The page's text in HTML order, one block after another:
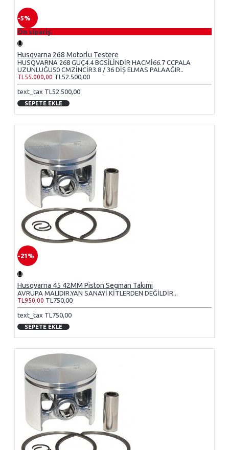
-5%
Ön sipariş.
Husqvarna 268 Motorlu Testere
HUSQVARNA 268 GÜÇ4.4 BGSİLİNDİR HACMİ66.7 CCPALA
UZUNLUĞU50 CMZİNCİR3.8 / 36 DİŞ ELMAS PALAAĞIR..
TL55.000,00 TL52.500,00
text_tax TL52.500,00
SEPETE EKLE
-21%
Husqvarna 45 42MM Piston Segman Takımı
AVRUPA MALIDIR.YAN SANAYİ KİTLERDEN DEĞİLDİR...
TL950,00 TL750,00
text_tax TL750,00
SEPETE EKLE